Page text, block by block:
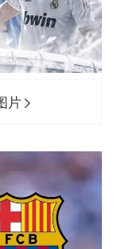
片